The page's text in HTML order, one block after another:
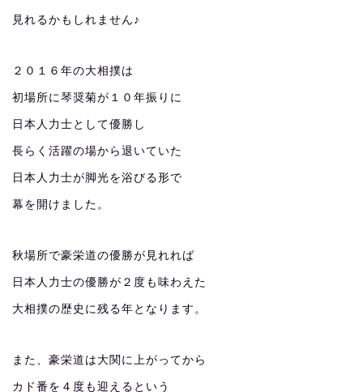
見れるかもしれません♪
２０１６年の大相撲は
初場所に琴奨菊が１０年振りに
日本人力士として優勝し
長らく活躍の場から退いていた
日本人力士が脚光を浴びる形で
幕を開けました。
秋場所で豪栄道の優勝が見れれば
日本人力士の優勝が２度も味わえた
大相撲の歴史に残る年となります。
また、豪栄道は大関に上がってから
カド番を４度も迎えるという